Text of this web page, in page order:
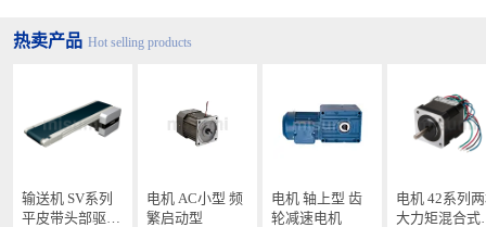
热卖产品 Hot selling products
输送机 SV系列
平皮带头部驱动
电机 AC小型 频
繁启动型
电机 轴上型 齿
轮减速电机
电机 42系列
大力矩混合式